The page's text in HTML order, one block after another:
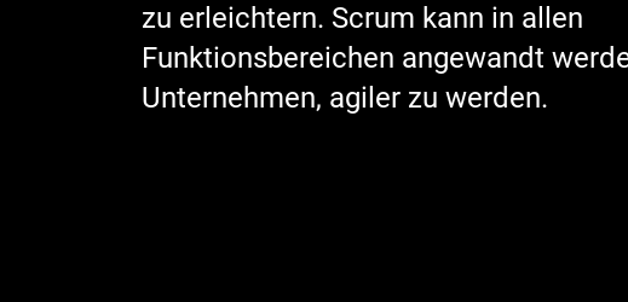
zu erleichtern. Scrum kann in allen
Funktionsbereichen angewandt
Unternehmen, agiler zu werden.